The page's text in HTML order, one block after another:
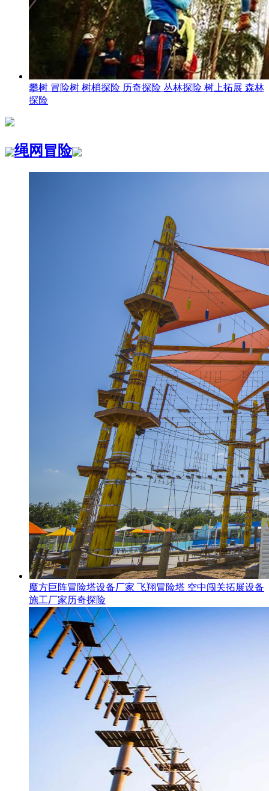
攀树 冒险树 树梢探险 历奇探险 丛林探险 树上拓展 森林
探险
绳网冒险
魔方巨阵冒险塔设备厂家 飞翔冒险塔 空中闯关拓展设备
施工厂家历奇探险